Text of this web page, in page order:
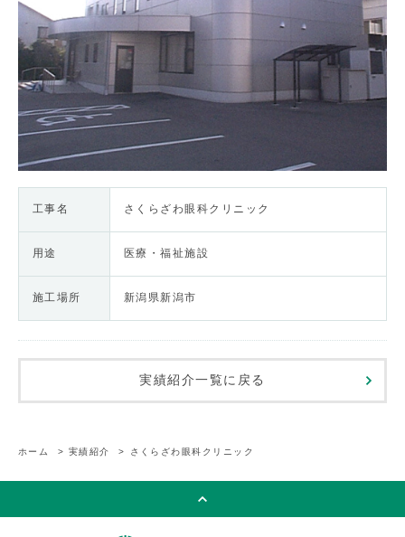
工事名 さくらざわ眼科クリニック
用途 医療・福祉施設
施工場所 新潟県新潟市
実績紹介一覧に戻る
ホーム > 実績紹介 > さくらざわ眼科クリニック